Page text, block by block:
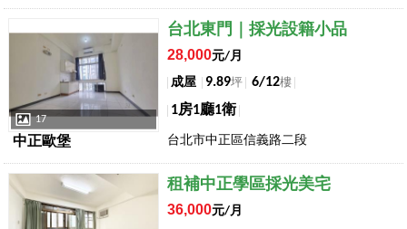
17
中正歐堡
台北東門｜採光設籍小品
28,000元/月
成屋
9.89坪 6/12樓
1房1廳1衛
台北市中正區信義路二段
租補中正學區採光美宅
36,000元/月